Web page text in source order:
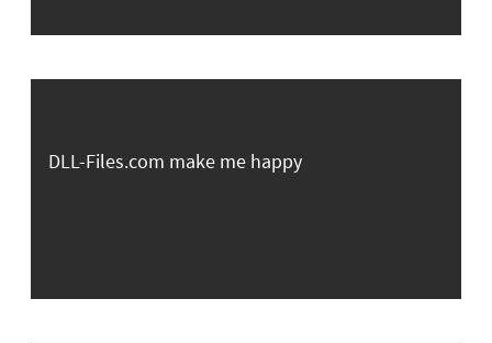
DLL-Files.com make me happy